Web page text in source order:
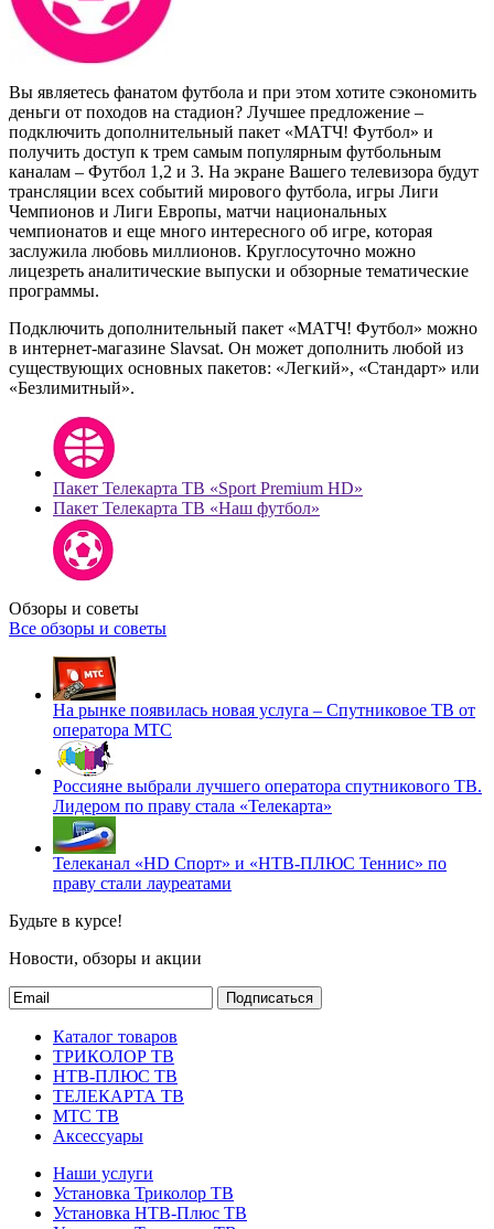
Вы являетесь фанатом футбола и при этом хотите сэкономить
деньги от походов на стадион? Лучшее предложение –
подключить дополнительный пакет «МАТЧ! Футбол» и
получить доступ к трем самым популярным футбольным
каналам – Футбол 1,2 и 3. На экране Вашего телевизора будут
трансляции всех событий мирового футбола, игры Лиги
Чемпионов и Лиги Европы, матчи национальных
чемпионатов и еще много интересного об игре, которая
заслужила любовь миллионов. Круглосуточно можно
лицезреть аналитические выпуски и обзорные тематические
программы.
Подключить дополнительный пакет «МАТЧ! Футбол» можно
в интернет-магазине Slavsat. Он может дополнить любой из
существующих основных пакетов: «Легкий», «Стандарт» или
«Безлимитный».
Пакет Телекарта ТВ «Sport Premium HD»
Пакет Телекарта ТВ «Наш футбол»
Обзоры и советы
Все обзоры и советы
На рынке появилась новая услуга – Спутниковое ТВ от
оператора МТС
Россияне выбрали лучшего оператора спутникового ТВ.
Лидером по праву стала «Телекарта»
Телеканал «HD Спорт» и «НТВ-ПЛЮС Теннис» по
праву стали лауреатами
Будьте в курсе!
Новости, обзоры и акции
Подписаться
Каталог товаров
ТРИКОЛОР ТВ
НТВ-ПЛЮС ТВ
ТЕЛЕКАРТА ТВ
МТС ТВ
Аксессуары
Наши услуги
Установка Триколор ТВ
Установка НТВ-Плюс ТВ